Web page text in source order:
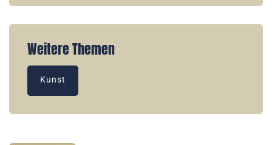
Weitere Themen
Kunst